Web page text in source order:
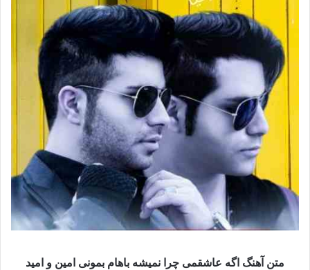
متن آهنگ اگه عاشقمی چرا نمیشه باهام بمونی امین و امید